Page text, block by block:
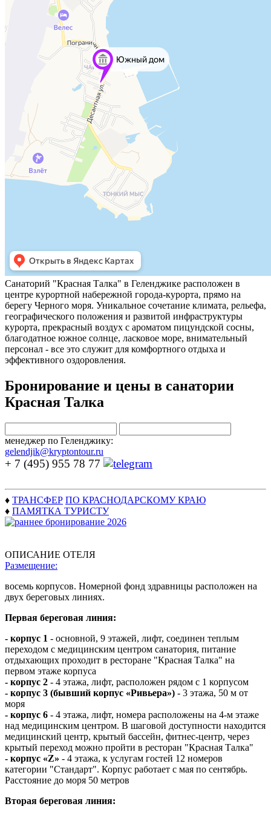
Санаторий "Красная Талка" в Геленджике расположен в
центре курортной набережной города-курорта, прямо на
берегу Черного моря. Уникальное сочетание климата, рельефа,
географического положения и развитой инфраструктуры
курорта, прекрасный воздух с ароматом пицундской сосны,
благодатное южное солнце, ласковое море, внимательный
персонал - все это служит для комфортного отдыха и
эффективного оздоровления.
Бронирование и цены в санатории
Красная Талка
менеджер по Геленджику:
gelendjik@kryptontour.ru
+ 7 (495) 955 78 77
♦ ТРАНСФЕР ПО КРАСНОДАРСКОМУ КРАЮ
♦ ПАМЯТКА ТУРИСТУ
ОПИСАНИЕ ОТЕЛЯ
Размещение:
восемь корпусов. Номерной фонд здравницы расположен на
двух береговых линиях.
Первая береговая линия:
- корпус 1 - основной, 9 этажей, лифт, соединен теплым
переходом с медицинским центром санатория, питание
отдыхающих проходит в ресторане "Красная Талка" на
первом этаже корпуса
- корпус 2 - 4 этажа, лифт, расположен рядом с 1 корпусом
- корпус 3 (бывший корпус «Ривьера») - 3 этажа, 50 м от
моря
- корпус 6 - 4 этажа, лифт, номера расположены на 4-м этаже
над медицинским центром. В шаговой доступности находится
медицинский центр, крытый бассейн, фитнес-центр, через
крытый переход можно пройти в ресторан "Красная Талка"
- корпус «Z» - 4 этажа, к услугам гостей 12 номеров
категории "Стандарт". Корпус работает с мая по сентябрь.
Расстояние до моря 50 метров
Вторая береговая линия: